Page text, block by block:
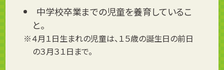
中学校卒業までの児童を養育しているこ
と。
※４月１日生まれの児童は、１５歳の誕生日の前日
の３月３１日まで。